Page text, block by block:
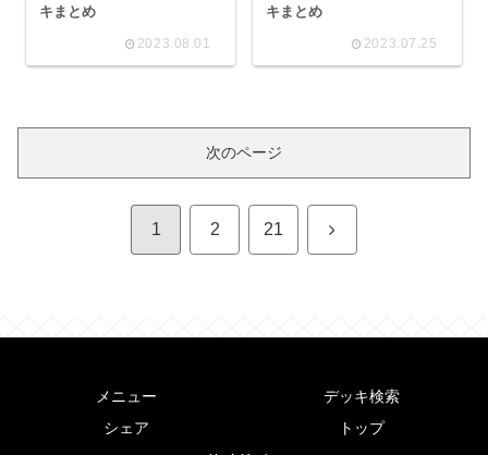
キまとめ
2023.08.01
キまとめ
2023.07.25
次のページ
1 2 21 次
メニュー
デッキ検索
シェア
トップ